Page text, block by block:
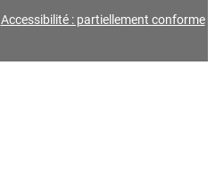
Accessibilité : partiellement conforme